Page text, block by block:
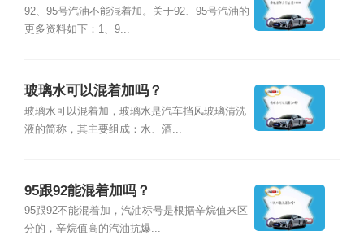
92、95号汽油不能混着加。关于92、95号汽油的
更多资料如下：1、9...
玻璃水可以混着加吗？
玻璃水可以混着加，玻璃水是汽车挡风玻璃清洗
液的简称，其主要组成：水、酒...
95跟92能混着加吗？
95跟92不能混着加，汽油标号是根据辛烷值来区
分的，辛烷值高的汽油抗爆...